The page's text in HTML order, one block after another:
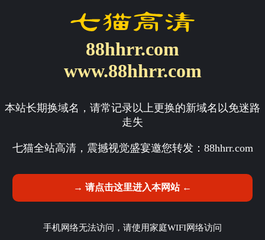
88hhrr.com
www.88hhrr.com
本站长期换域名，请常记录以上更换的新域名以免迷路
走失
七猫全站高清，震撼视觉盛宴邀您转发： 88hhrr.com
→ 请点击这里进入本网站 ←
手机网络无法访问，请使用家庭WIFI网络访问